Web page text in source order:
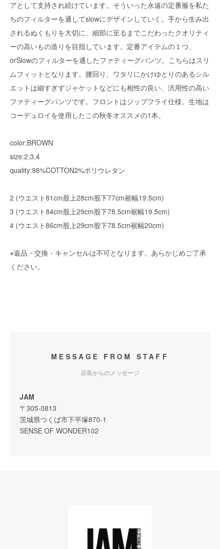
アとして支持され続けています。そういった永遠の定番服を私た
ちのフィルターを通してslowにデザインしていく。手から生み出
されるぬくもりを大切に、細部に至るまでこだわったクオリティ
ーの高いもの造りを目指しています。定番アイテムの１つ、
orSlowのフィルターを通したファティーグパンツ。こちらはスリ
ムフィットとなります。腰回り、ワタリにかけゆとりのあるシル
エットは細すぎずジャケットなどにも相性の良い、汎用性の高い
ファティーグパンツです。フロントはジップフライ仕様。生地は
コーデュロイを使用したこの秋冬オススメの1本。
color:BROWN
size:2,3,4
quality:98%COTTON2%ポリウレタン
2 (ウエスト81cm股上28cm股下77cm裾幅19.5cm)
3 (ウエスト84cm股上29cm股下78.5cm裾幅19.5cm)
4 (ウエスト86cm股上29cm股下78.5cm裾幅20cm)
※返品・交換・キャンセルは不可となります。あらかじめご了承
ください。
MESSAGE FROM STAFF
店長からのメッセージ
JAM
〒305-0813
茨城県つくば市下平塚870-1
SENSE OF WONDER102